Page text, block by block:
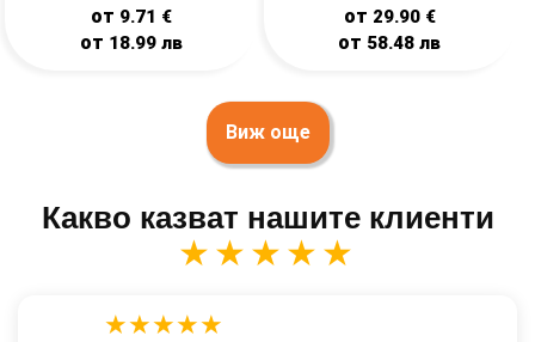
от 9.71 €
от 18.99 лв
от 29.90 €
от 58.48лв
Виж още
Какво казват нашите клиенти
★★★★★
★★★★★